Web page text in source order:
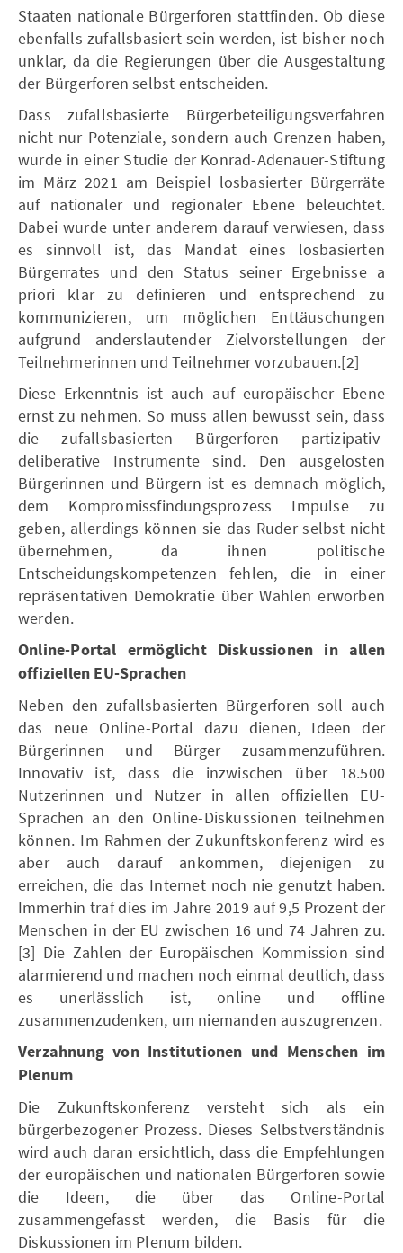
Staaten nationale Bürgerforen stattfinden. Ob diese
ebenfalls zufallsbasiert sein werden, ist bisher noch
unklar, da die Regierungen über die Ausgestaltung
der Bürgerforen selbst entscheiden.
Dass zufallsbasierte Bürgerbeteiligungsverfahren
nicht nur Potenziale, sondern auch Grenzen haben,
wurde in einer Studie der Konrad-Adenauer-Stiftung
im März 2021 am Beispiel losbasierter Bürgerräte
auf nationaler und regionaler Ebene beleuchtet.
Dabei wurde unter anderem darauf verwiesen, dass
es sinnvoll ist, das Mandat eines losbasierten
Bürgerrates und den Status seiner Ergebnisse a
priori klar zu definieren und entsprechend zu
kommunizieren, um möglichen Enttäuschungen
aufgrund anderslautender Zielvorstellungen der
Teilnehmerinnen und Teilnehmer vorzubauen.[2]
Diese Erkenntnis ist auch auf europäischer Ebene
ernst zu nehmen. So muss allen bewusst sein, dass
die zufallsbasierten Bürgerforen partizipativ-
deliberative Instrumente sind. Den ausgelosten
Bürgerinnen und Bürgern ist es demnach möglich,
dem Kompromissfindungsprozess Impulse zu
geben, allerdings können sie das Ruder selbst nicht
übernehmen, da ihnen politische
Entscheidungskompetenzen fehlen, die in einer
repräsentativen Demokratie über Wahlen erworben
werden.
Online-Portal ermöglicht Diskussionen in allen
offiziellen EU-Sprachen
Neben den zufallsbasierten Bürgerforen soll auch
das neue Online-Portal dazu dienen, Ideen der
Bürgerinnen und Bürger zusammenzuführen.
Innovativ ist, dass die inzwischen über 18.500
Nutzerinnen und Nutzer in allen offiziellen EU-
Sprachen an den Online-Diskussionen teilnehmen
können. Im Rahmen der Zukunftskonferenz wird es
aber auch darauf ankommen, diejenigen zu
erreichen, die das Internet noch nie genutzt haben.
Immerhin traf dies im Jahre 2019 auf 9,5 Prozent der
Menschen in der EU zwischen 16 und 74 Jahren zu.
[3] Die Zahlen der Europäischen Kommission sind
alarmierend und machen noch einmal deutlich, dass
es unerlässlich ist, online und offline
zusammenzudenken, um niemanden auszugrenzen.
Verzahnung von Institutionen und Menschen im
Plenum
Die Zukunftskonferenz versteht sich als ein
bürgerbezogener Prozess. Dieses Selbstverständnis
wird auch daran ersichtlich, dass die Empfehlungen
der europäischen und nationalen Bürgerforen sowie
die Ideen, die über das Online-Portal
zusammengefasst werden, die Basis für die
Diskussionen im Plenum bilden.